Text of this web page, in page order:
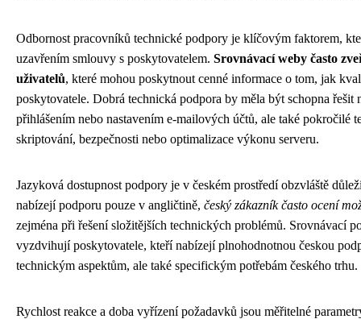
Odbornost pracovníků technické podpory je klíčovým faktorem,
uzavřením smlouvy s poskytovatelem. Srovnávací weby často
uživatelů, které mohou poskytnout cenné informace o tom, jak
poskytovatele. Dobrá technická podpora by měla být schopna
přihlášením nebo nastavením e-mailových účtů, ale také pokročilé
skriptování, bezpečnosti nebo optimalizace výkonu serveru.
Jazyková dostupnost podpory je v českém prostředí obzvláště
nabízejí podporu pouze v angličtině, český zákazník často ocení
zejména při řešení složitějších technických problémů. Srovnávací
vyzdvihují poskytovatele, kteří nabízejí plnohodnotnou českou
technickým aspektům, ale také specifickým potřebám českého trhu.
Rychlost reakce a doba vyřízení požadavků jsou měřitelné